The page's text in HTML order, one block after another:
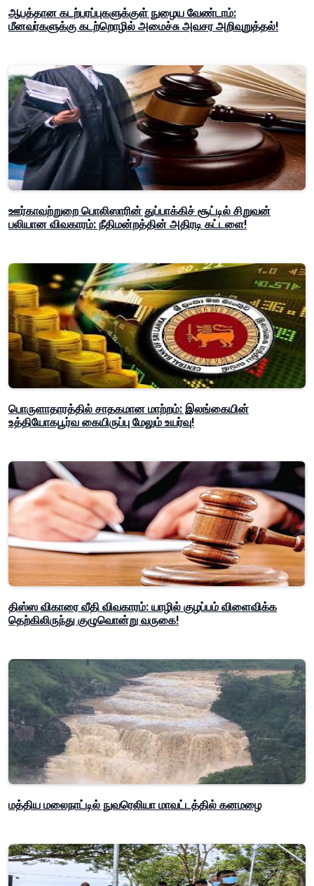
ஆபத்தான கடற்பரப்புகளுக்குள் நுழைய வேண்டாம்:
மீனவர்களுக்கு கடற்றொழில் அமைச்சு அவசர அறிவுறுத்தல்!
ஊர்காவற்றுறை பொலிஸாரின் துப்பாக்கிச் சூட்டில் சிறுவன்
பலியான விவகாரம்: நீதிமன்றத்தின் அதிரடி கட்டளை!
பொருளாதாரத்தில் சாதகமான மாற்றம்: இலங்கையின்
உத்தியோகபூர்வ கையிருப்பு மேலும் உயர்வு!
திஸ்ஸ விகாரை வீதி விவகாரம்: யாழில் குழப்பம் விளைவிக்க
தெற்கிலிருந்து குழுவொன்று வருகை!
மத்திய மலைநாட்டில் நுவரெலியா மாவட்டத்தில் கனமழை